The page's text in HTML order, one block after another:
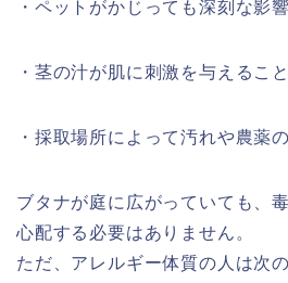
・ペットがかじっても深刻な影
・茎の汁が肌に刺激を与えるこ
・採取場所によって汚れや農薬
ブタナが庭に広がっていても、
心配する必要はありません。
ただ、アレルギー体質の人は次